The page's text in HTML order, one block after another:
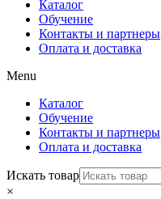
Каталог
Обучение
Контакты и партнеры
Оплата и доставка
Menu
Каталог
Обучение
Контакты и партнеры
Оплата и доставка
Искать товар
×